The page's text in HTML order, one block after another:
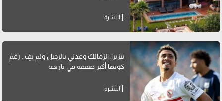
النشرة
بيزيرا: الزمالك وعدني بالرحيل ولم يفِ.. رغم
كونها أكبر صفقة في تاريخه
النشرة